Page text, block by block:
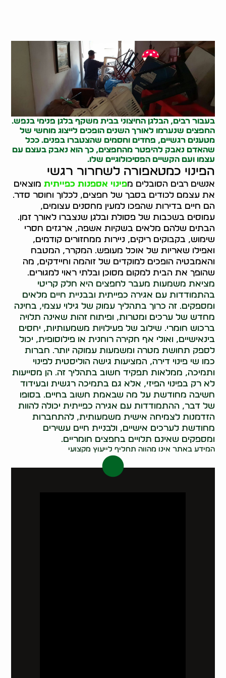
בעבור רבים, הבלגן החיצוני בבית משקף בלגן פנימי בנפש.
החפצים שנערמו לאורך השנים הופכים לייצוג מוחשי של
מטענים רגשיים, פחדים וחסמים שהצטברו בפנים. ככל
שהאדם נאבק להיפטר מהחפצים, כך הוא נאבק בעצם עם
עצמו ועם הקשיים הפסיכולוגיים שלו.
הפינוי כמטאפורה לשחרור רגשי
אנשים רבים הסובלים מפינוי אספנות כפייתית מוצאים
את עצמם לכודים בסבך של חפצים, לכלוך וחוסר סדר.
הם חיים בדירות שהפכו למעין מחסנים עצומים,
עמוסים בשכבות של פסולת ובלגן שנצברו לאורך זמן.
הבתים שלהם מלאים בשקיות אשפה, ארגזים חסרי
שימוש, בקבוקים ריקים, ניירות ממחזורים קודמים,
ואפילו שאריות של אוכל מעופש. המקרר, המטבח
והאמבטיה הופכים למוקדים של זוהמה וחיידקים, מה
שהופך את הבית למקום מסוכן ובלתי ראוי למגורים.
מציאת משמעות מעבר לחפצים היא חלק קריטי
בהתמודדות עם אגירה כפייתית ובבניית חיים מלאים
ומספקים. זה כרוך בתהליך עמוק של גילוי עצמי, בחינה
מחדש של ערכים ומטרות, ופיתוח זהות שאינה תלויה
ברכוש חומרי. שילוב של פעילויות משמעותיות, יחסים
בינאישיים, ואולי אף חקירה רוחנית או פילוסופית, יכול
לספק תחושת מטרה ומשמעות עמוקה יותר. חברות
כמו שי פינוי דירה, המציעות גישה הוליסטית לפינוי
ותמיכה, ממלאות תפקיד חשוב בתהליך זה. הן מסייעות
לא רק בפינוי הפיזי, אלא גם בתמיכה רגשית ובעידוד
חשיבה מחודשת על מה שבאמת חשוב בחיים. בסופו
של דבר, ההתמודדות עם אגירה כפייתית יכולה להוות
הזדמנות לצמיחה אישית משמעותית, להתחברות
מחודשת לערכים אישיים, ולבניית חיים עשירים
ומספקים שאינם תלויים בחפצים חומריים.
המידע באתר אינו מהווה תחליף לייעוץ מקצועי